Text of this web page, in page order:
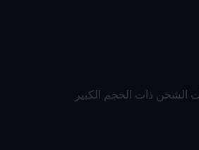
الشحن ذات الحجم الكبير